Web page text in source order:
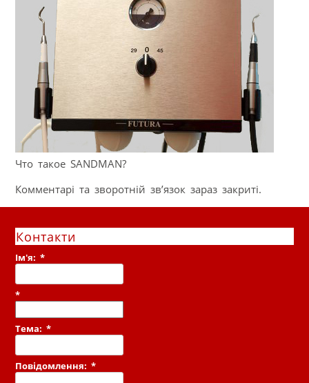
Что такое SANDMAN?
Комментарі та зворотній зв’язок зараз закриті.
Контакти
Ім'я:*
*
Тема:*
Повідомлення:*